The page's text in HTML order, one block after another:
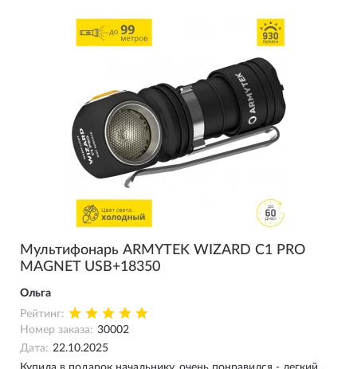
Мультифонарь ARMYTEK WIZARD C1 PRO
MAGNET USB+18350
Ольга
Рейтинг:
Номер заказа: 30002
Дата: 22.10.2025